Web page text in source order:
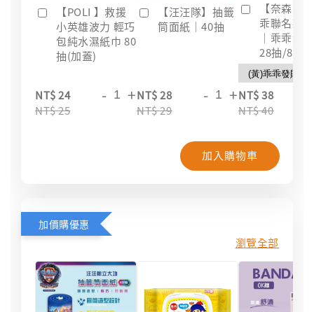
【POLI 】救援
小英雄波力 輕巧
包純水濕紙巾 80
抽(加蓋)
NT$ 24
NT$ 25
- +
【汪汪隊】抽籤
筒面紙｜40抽
NT$ 28
NT$ 29
- +
【奈森克
乖聯名款
｜乖乖發
28抽/88抽
NT$ 38
NT$ 40
加入購物車
加價購優惠
瀏覽全部